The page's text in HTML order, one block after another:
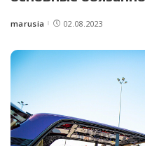
Posted
marusia 02.08.2023